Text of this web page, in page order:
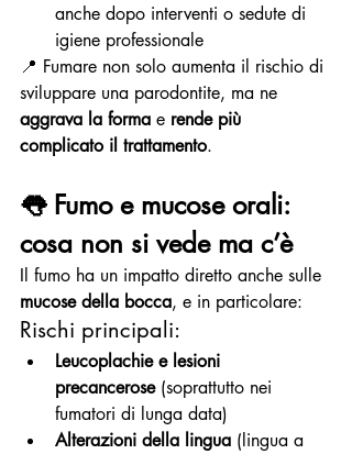
anche dopo interventi o sedute di
igiene professionale
📍 Fumare non solo aumenta il rischio di
sviluppare una parodontite, ma ne
aggrava la forma e rende più
complicato il trattamento.
👅 Fumo e mucose orali:
cosa non si vede ma c’è
Il fumo ha un impatto diretto anche sulle
mucose della bocca, e in particolare:
Rischi principali:
Leucoplachie e lesioni
precancerose (soprattutto nei
fumatori di lunga data)
Alterazioni della lingua (lingua a